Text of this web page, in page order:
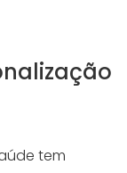
tem